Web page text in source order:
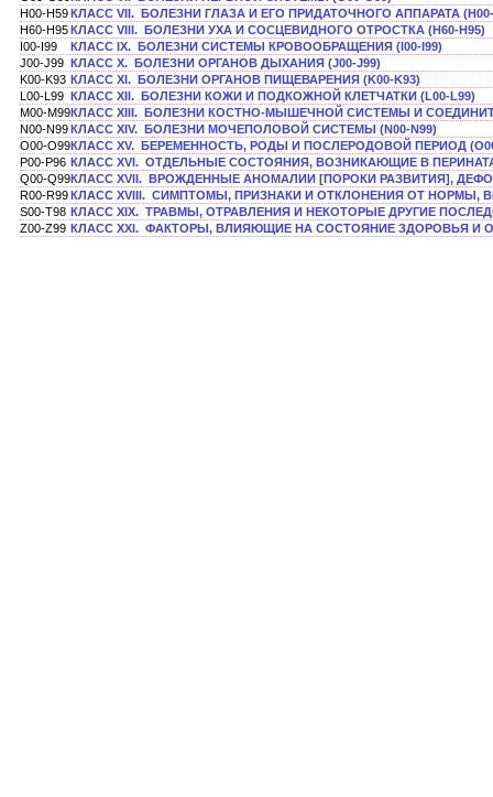
H00-H59КЛАСС VII. БОЛЕЗНИ ГЛАЗА И ЕГО ПРИДАТОЧНОГО АППАРАТА
H60-H95КЛАСС VIII. БОЛЕЗНИ УХА И СОСЦЕВИДНОГО ОТРОСТКА (H60-H95)
I00-I99
КЛАСС IX. БОЛЕЗНИ СИСТЕМЫ КРОВООБРАЩЕНИЯ (I00-I99)
J00-J99 КЛАСС X. БОЛЕЗНИ ОРГАНОВ ДЫХАНИЯ (J00-J99)
K00-K93 КЛАСС XI. БОЛЕЗНИ ОРГАНОВ ПИЩЕВАРЕНИЯ (K00-K93)
L00-L99 КЛАСС XII. БОЛЕЗНИ КОЖИ И ПОДКОЖНОЙ КЛЕТЧАТКИ (L00-L99)
M00-M99КЛАСС XIII. БОЛЕЗНИ КОСТНО-МЫШЕЧНОЙ СИСТЕМЫ И
N00-N99КЛАСС XIV. БОЛЕЗНИ МОЧЕПОЛОВОЙ СИСТЕМЫ (N00-N99)
O00-O99КЛАСС XV. БЕРЕМЕННОСТЬ, РОДЫ И ПОСЛЕРОДОВОЙ ПЕРИОД
P00-P96 КЛАСС ХVI. ОТДЕЛЬНЫЕ СОСТОЯНИЯ, ВОЗНИКАЮЩИЕ В
Q00-Q99КЛАСС XVII. ВРОЖДЕННЫЕ АНОМАЛИИ [ПОРОКИ РАЗВИТИЯ],
R00-R99КЛАСС XVIII. СИМПТОМЫ, ПРИЗНАКИ И ОТКЛОНЕНИЯ ОТ НОРМЫ,
S00-T98 КЛАСС XIX. ТРАВМЫ, ОТРАВЛЕНИЯ И НЕКОТОРЫЕ ДРУГИЕ
Z00-Z99 КЛАСС XXI. ФАКТОРЫ, ВЛИЯЮЩИЕ НА СОСТОЯНИЕ ЗДОРОВЬЯ И